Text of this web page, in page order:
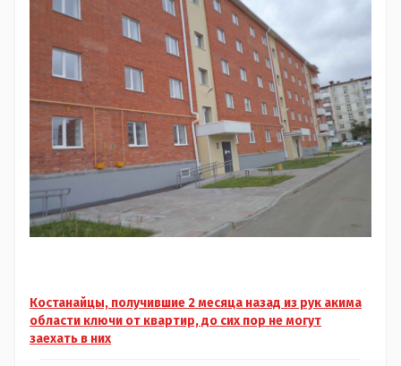
Костанайцы, получившие 2 месяца назад из рук акима
области ключи от квартир, до сих пор не могут
заехать в них